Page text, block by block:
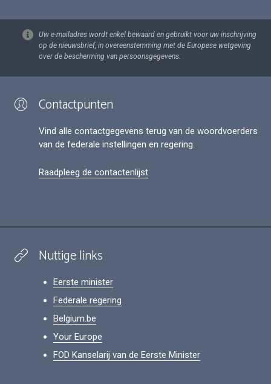
Uw e-mailadres wordt enkel bewaard en gebruikt voor uw inschrijving
op de nieuwsbrief, in overeenstemming met de Europese wetgeving
over de bescherming van persoonsgegevens.
Contactpunten
Vind alle contactgegevens terug van de woordvoerders
van de federale instellingen en regering.
Raadpleeg de contactenlijst
Nuttige links
Eerste minister
Federale regering
Belgium.be
Your Europe
FOD Kanselarij van de Eerste Minister